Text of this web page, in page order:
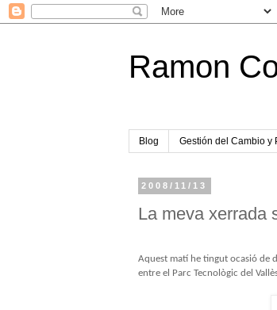
Ramon
Blog Gestión del Cambio y
2008/11/13
La meva xerrada
Aquest matí he tingut ocasió de
entre el Parc Tecnològic del